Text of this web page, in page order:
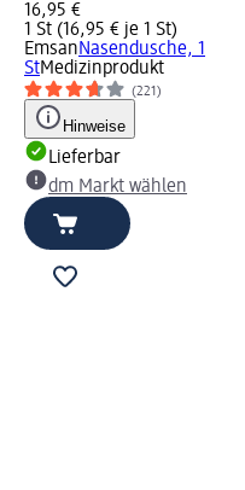
16,95 €
1 St (16,95 € je 1 St)
EmsanNasendusche, 1
StMedizinprodukt
(221)
Hinweise
Lieferbar
dm Markt wählen